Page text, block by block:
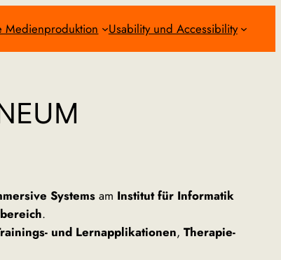
Medienproduktion Usability und Accessibility
Systems am Institut für Informatik
.
und Lernapplikationen, Therapie-